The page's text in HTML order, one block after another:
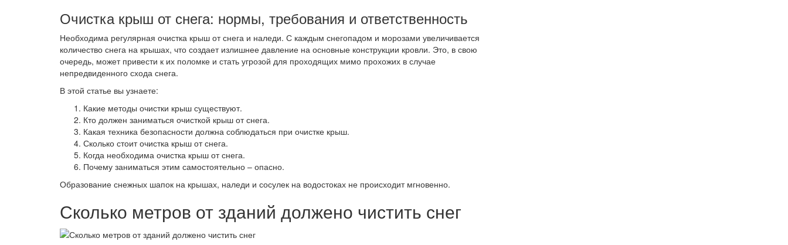
Очистка крыш от снега: нормы, требования и ответственность
Необходима регулярная очистка крыш от снега и наледи. С каждым снегопадом и морозами увеличивается
количество снега на крышах, что создает излишнее давление на основные конструкции кровли. Это, в свою
очередь, может привести к их поломке и стать угрозой для проходящих мимо прохожих в случае
непредвиденного схода снега.
В этой статье вы узнаете:
Какие методы очистки крыш существуют.
Кто должен заниматься очисткой крыш от снега.
Какая техника безопасности должна соблюдаться при очистке крыш.
Сколько стоит очистка крыш от снега.
Когда необходима очистка крыш от снега.
Почему заниматься этим самостоятельно – опасно.
Образование снежных шапок на крышах, наледи и сосулек на водостоках не происходит мгновенно.
Сколько метров от зданий должено чистить снег